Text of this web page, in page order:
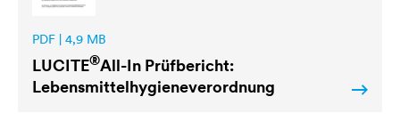
PDF | 4,9 MB
LUCITE®All-In Prüfbericht:
Lebensmittelhygieneverordnung